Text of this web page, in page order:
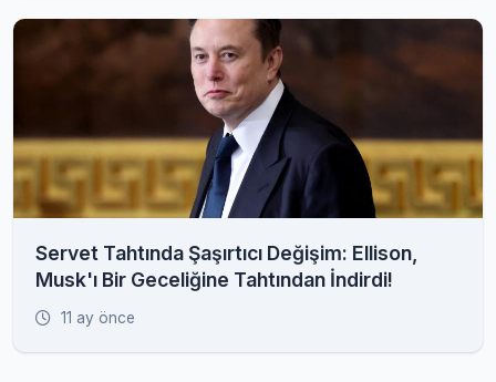
Servet Tahtında Şaşırtıcı Değişim: Ellison,
Musk'ı Bir Geceliğine Tahtından İndirdi!
11 ay önce